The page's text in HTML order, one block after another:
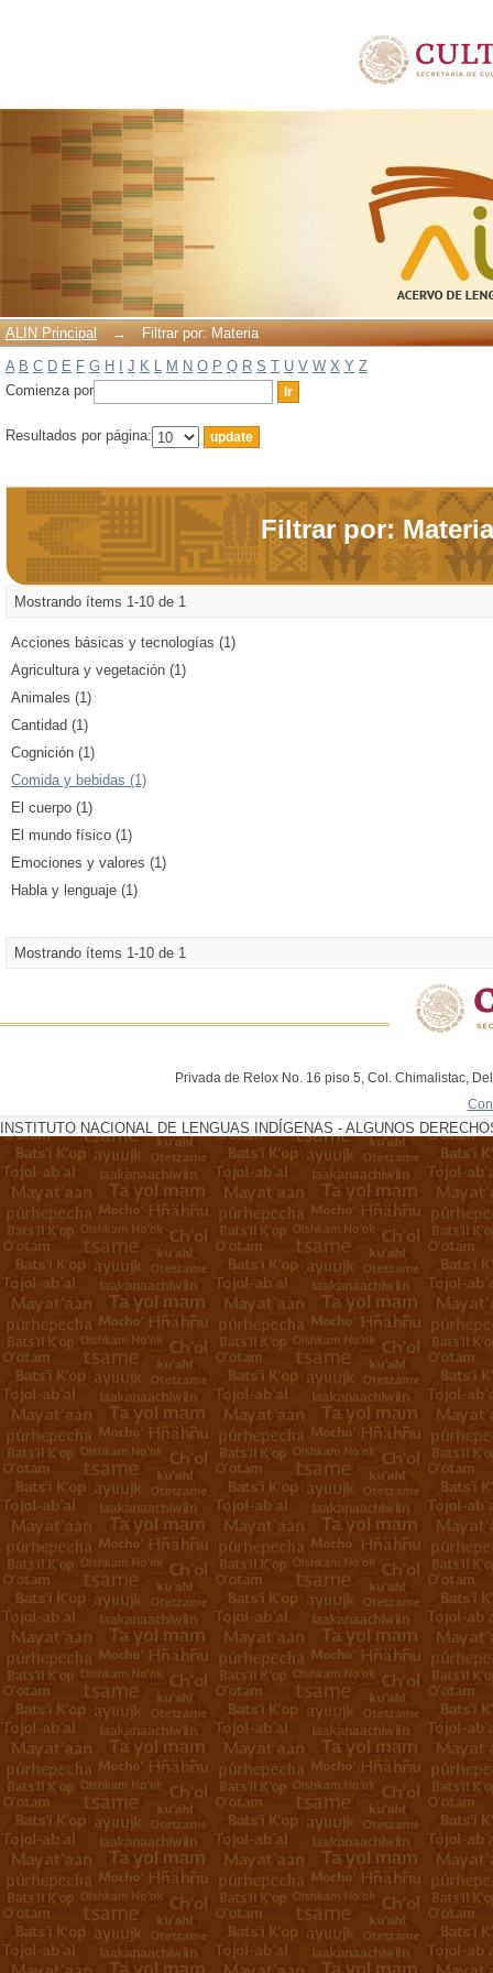
ALIN Principal →
Filtrar por: Materia
A B C D E F G H J K L M N O P Q R S T U V W X Y Z
Comienza por
Resultados por página:
Filtrar por: Materia
Mostrando ítems 1-10 de 1
Acciones básicas y tecnologías (1)
Agricultura y vegetación (1)
Animales (1)
Cantidad (1)
Cognición (1)
Comida y bebidas (1)
El cuerpo (1)
El mundo físico (1)
Emociones y valores (1)
Habla y lenguaje (1)
Mostrando ítems 1-10 de 1
Privada de Relox No. 16 piso 5, Col. Chimalistac,
INSTITUTO NACIONAL DE LENGUAS INDÍGENAS - ALGUNOS